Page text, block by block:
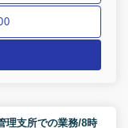
理支所での業務/8時